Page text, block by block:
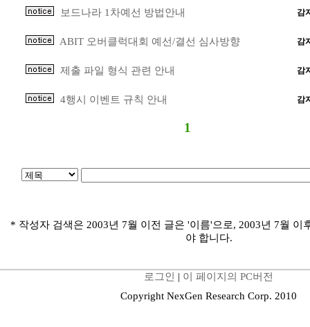
보드나라 1차예선 방법안내 감
ABIT 오버클럭대회 예선/결선 심사방향 감
제출 파일 형식 관련 안내 감
4행시 이벤트 규칙 안내 감
1
* 작성자 검색은 2003년 7월 이전 글은 '이름'으로, 2003년 7월 이
야 합니다.
로그인 | 이 페이지의 PC버전
Copyright NexGen Research Corp. 2010